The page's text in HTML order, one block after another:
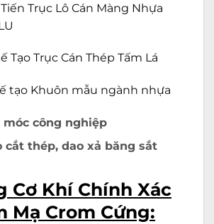
Trục Lô Cán Màng Nhựa
Tạo Trục Cán Thép Tấm Lá
tạo Khuôn mẫu ngành nhựa
móc công nghiệp
cắt thép, dao xả băng sắt
Cơ Khí Chính Xác
Mạ Crom Cứng: